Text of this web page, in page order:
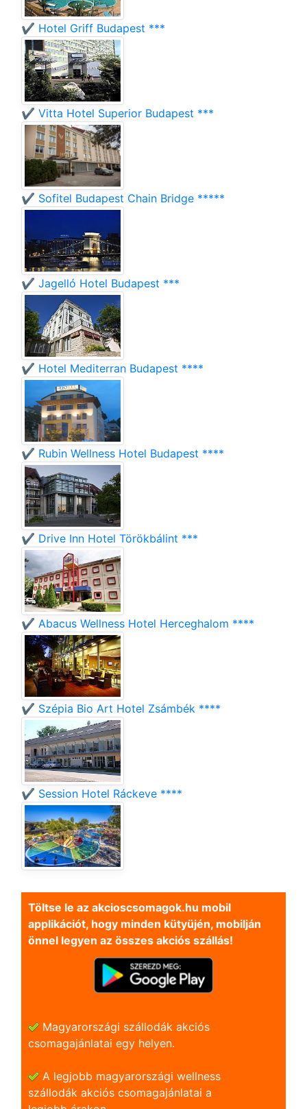
✔️ Hotel Griff Budapest ***
✔️ Vitta Hotel Superior Budapest ***
✔️ Sofitel Budapest Chain Bridge *****
✔️ Jagelló Hotel Budapest ***
✔️ Hotel Mediterran Budapest ****
✔️ Rubin Wellness Hotel Budapest ****
✔️ Drive Inn Hotel Törökbálint ***
✔️ Abacus Wellness Hotel Herceghalom ****
✔️ Szépia Bio Art Hotel Zsámbék ****
✔️ Session Hotel Ráckeve ****
Töltse le az akcioscsomagok.hu mobil
applikációt, hogy minden kütyüjén, mobilján
önnel legyen az összes akciós szállás!
Magyarországi szállodák akciós
csomagajánlatai egy helyen.
A legjobb magyarországi wellness
szállodák akciós csomagajánlatai a